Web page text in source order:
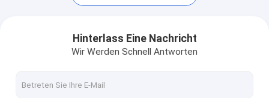
Hinterlass Eine Nachricht
Wir Werden Schnell Antworten